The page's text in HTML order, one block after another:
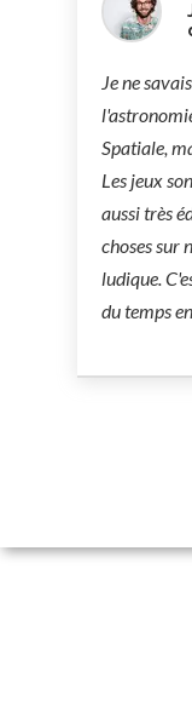
Je ne
Spatiale,
Les jeux
aussi très
choses sur
ludique.
du temps